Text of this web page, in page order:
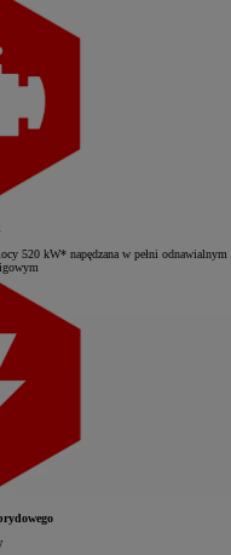
520 kW* napędzana w pełni odnawialnym